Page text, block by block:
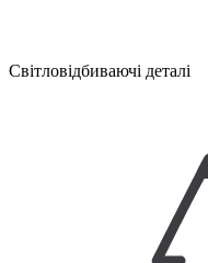
Світловідбиваючі деталі